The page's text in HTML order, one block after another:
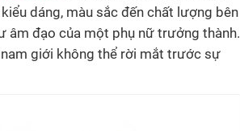
dáng, màu sắc đến chất lượng bên
âm đạo của một phụ nữ trưởng thành.
giới không thể rời mắt trước sự